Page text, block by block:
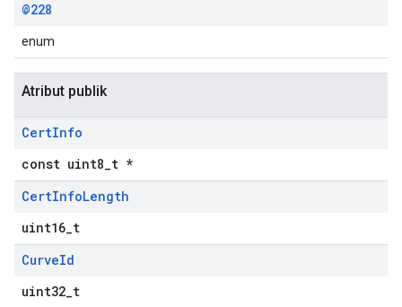
@228
enum
Atribut publik
CertInfo
const uint8_t *
CertInfoLength
uint16_t
CurveId
uint32_t